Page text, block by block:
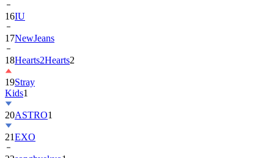
16IU
17NewJeans
18Hearts2Hearts2
19Stray
Kids1
20ASTRO1
21EXO